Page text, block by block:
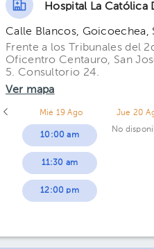
Hospital La Católica
Calle Blancos, Goicoechea,
Frente a los Tribunales del
Oficentro Centauro, San
5. Consultorio 24.
Ver mapa
Mié 19 Ago
10:00 am
11:30 am
12:00 pm
Jue 20
No